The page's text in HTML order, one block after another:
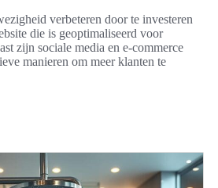
verbeteren door te investeren
die is geoptimaliseerd voor
zijn sociale media en e-commerce
manieren om meer klanten te